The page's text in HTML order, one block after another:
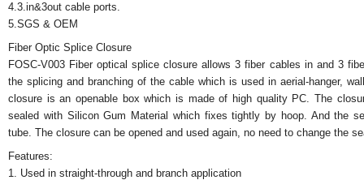
4.3.in&3out cable ports.
5.SGS & OEM
Fiber Optic Splice Closure
FOSC-V003 Fiber optical splice closure allows 3 fiber cables in and 3
the splicing and branching of the cable which is used in aerial-hanger,
closure is an openable box which is made of high quality PC. The
sealed with Silicon Gum Material which fixes tightly by hoop. And the
tube. The closure can be opened and used again, no need to change the
Features:
1. Used in straight-through and branch application